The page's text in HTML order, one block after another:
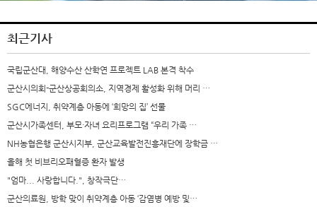
최근기사
국립군산대, 해양수산 산학연 프로젝트 LAB 본격 착수
군산시의회-군산상공회의소, 지역경제 활성화 위해 머리 …
SGC에너지, 취약계층 아동에 ‘희망의 집’ 선물
군산시가족센터, 부모·자녀 요리프로그램 “우리 가족 …
NH농협은행 군산시지부, 군산교육발전진흥재단에 장학금 …
올해 첫 비브리오패혈증 환자 발생
"엄마... 사랑합니다.", 창작극단…
군산의료원, 방학 맞이 취약계층 아동 ‘감염병 예방 및…